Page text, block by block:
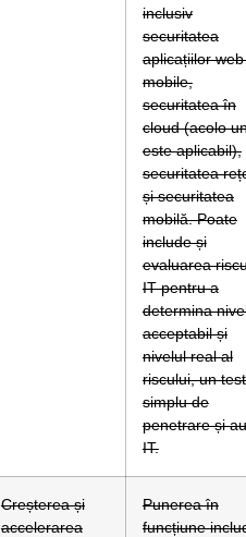
inclusiv
securitatea
aplicațiilor
mobile,
securitatea în
cloud (acolo
este aplicabil),
securitatea
și securitatea
mobilă. Poate
include și
evaluarea
IT pentru a
determina
acceptabil și
nivelul real al
riscului, un test
simplu de
penetrare și
IT.
Creșterea și
accelerarea
Punerea în
funcțiune